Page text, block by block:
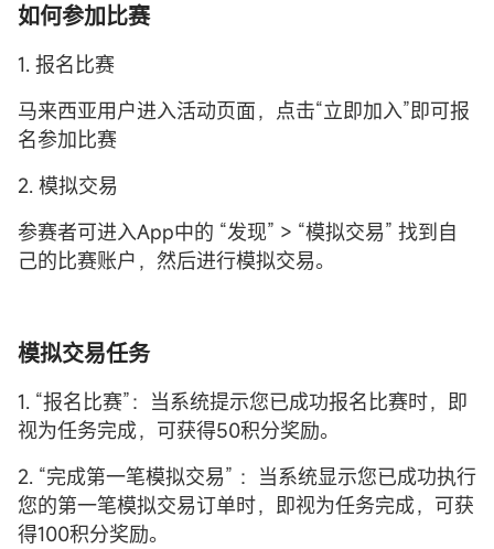
如何参加比赛
1. 报名比赛
马来西亚用户进入活动页面，点击“立即加入”即可报
名参加比赛
2. 模拟交易
参赛者可进入App中的 “发现” > “模拟交易” 找到自
己的比赛账户，然后进行模拟交易。
模拟交易任务
1. “报名比赛”：当系统提示您已成功报名比赛时，即
视为任务完成，可获得50积分奖励。
2. “完成第一笔模拟交易” ：当系统显示您已成功执行
您的第一笔模拟交易订单时，即视为任务完成，可获
得100积分奖励。